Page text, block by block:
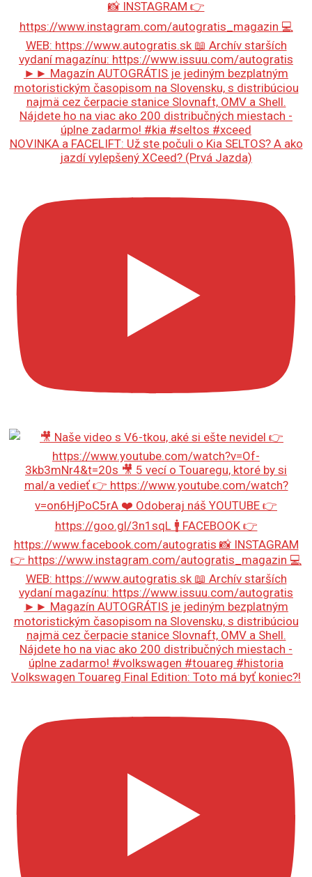
NOVINKA a FACELIFT: Už ste počuli o Kia SELTOS? A ako
jazdí vylepšený XCeed? (Prvá Jazda)
Volkswagen Touareg Final Edition: Toto má byť koniec?!